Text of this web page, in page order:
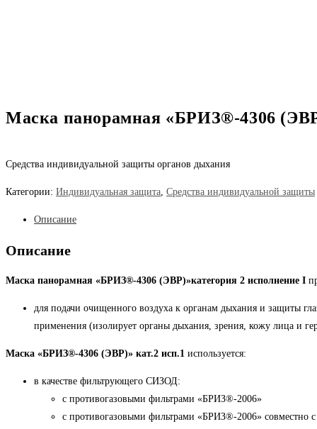
Маска панорамная «БРИЗ®-4306
Средства индивидуальной защиты органов дыхания
Категории: Индивидуальная защита, Средства индивидуальной защиты
Описание
Описание
Маска панорамная «БРИЗ®-4306 (ЭВР)»категория 2 исполнение I
для подачи очищенного воздуха к органам дыхания и защиты
применения (изолирует органы дыхания, зрения, кожу лица и
Маска «БРИЗ®-4306 (ЭВР)» кат.2 исп.1 используется:
в качестве фильтрующего СИЗОД:
с противогазовыми фильтрами «БРИЗ®-2006»
с противогазовыми фильтрами «БРИЗ®-2006» совместно